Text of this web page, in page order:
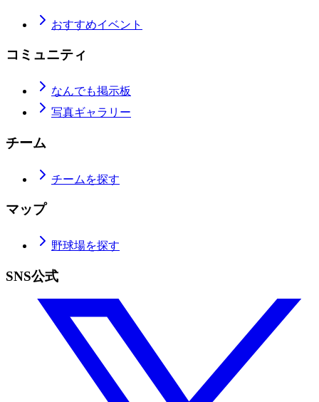
おすすめイベント
コミュニティ
なんでも掲示板
写真ギャラリー
チーム
チームを探す
マップ
野球場を探す
SNS公式